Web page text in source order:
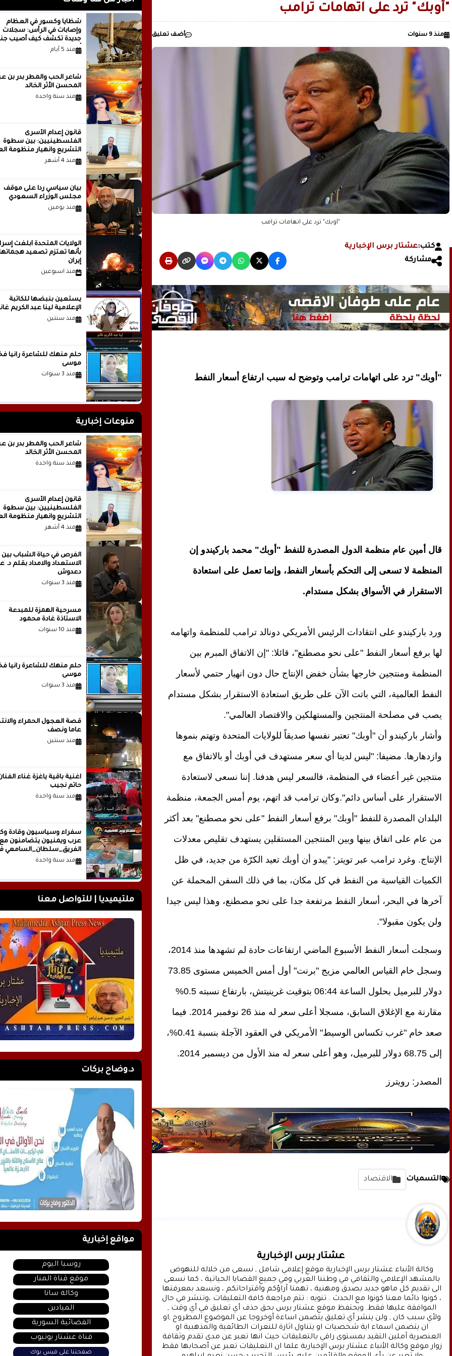
الصميدي| اليمن
زمن السيطرة على العقول قبل الميدان / بقلم عدنان عبدالله الجنيد
"أوبك" ترد على اتهامات ترامب
منذ 9 سنوات أضف تعليق
"أوبك" ترد على اتهامات ترامب
كتب:عشتار برس الإخبارية
مشاركة
"أوبك" ترد على اتهامات ترامب وتوضح له سبب ارتفاع أسعار النفط
قال أمين عام منظمة الدول المصدرة للنفط "أوبك" محمد باركيندو إن
المنظمة لا تسعى إلى التحكم بأسعار النفط، وإنما تعمل على استعادة
الاستقرار في الأسواق بشكل مستدام.
ورد باركيندو على انتقادات الرئيس الأمريكي دونالد ترامب للمنظمة واتهامه
لها برفع أسعار النفط "على نحو مصطنع"، قائلا: "إن الاتفاق المبرم بين
المنظمة ومنتجين خارجها بشأن خفض الإنتاج حال دون انهيار حتمي لأسعار
النفط العالمية، التي باتت الآن على طريق استعادة الاستقرار بشكل مستدام
يصب في مصلحة المنتجين والمستهلكين والاقتصاد العالمي".
وأشار باركيندو أن "أوبك" تعتبر نفسها صديقاً للولايات المتحدة وتهتم بنموها
وازدهارها. مضيفا: "ليس لدينا أي سعر مستهدف في أوبك أو بالاتفاق مع
منتجين غير أعضاء في المنظمة، فالسعر ليس هدفنا. إننا نسعى لاستعادة
الاستقرار على أساس دائم".وكان ترامب قد اتهم، يوم أمس الجمعة، منظمة
البلدان المصدرة للنفط "أوبك" برفع أسعار النفط "على نحو مصطنع" بعد أكثر
من عام على اتفاق بينها وبين المنتجين المستقلين يستهدف تقليص معدلات
الإنتاج. وغرد ترامب عبر تويتر: "يبدو أن أوبك تعيد الكرّة من جديد، في ظل
الكميات القياسية من النفط في كل مكان، بما في ذلك السفن المحملة عن
آخرها في البحر، أسعار النفط مرتفعة جدا على نحو مصطنع، وهذا ليس جيدا
ولن يكون مقبولا".
وسجلت أسعار النفط الأسبوع الماضي ارتفاعات حادة لم تشهدها منذ 2014،
وسجل خام القياس العالمي مزيج "برنت" أول أمس الخميس مستوى 73.85
دولار للبرميل بحلول الساعة 06:44 بتوقيت غرينيتش، بارتفاع نسبته 0.5%
مقارنة مع الإغلاق السابق، مسجلا أعلى سعر له منذ 26 نوفمبر 2014. فيما
صعد خام "غرب تكساس الوسيط" الأمريكي في العقود الآجلة بنسبة 0.41%،
إلى 68.75 دولار للبرميل، وهو أعلى سعر له منذ الأول من ديسمبر 2014.
المصدر: رويترز
التسميات الاقتصاد
عشتار برس الإخبارية
شظايا وكسور في العظام
وإصابات في الرأس: سجلات
جديدة تكشف كيف أصيب
أمريكيون في الحرب الإيرانية
منذ 5 أيام
شاعر الحب والمطر بدر
المحسن الأثر الخالد
منذ سنة واحدة
قانون إعدام الأسرى
الفلسطينيين: بين سطوة
التشريع وانهيار منظومة
الدولية...بقلم الدكتور وسيم
منذ 4 أشهر
بيان سياسي رداً على موقف
مجلس الوزراء السعودي
منذ يومين
الولايات المتحدة أبلغت
بأنها تعتزم تصعيد
إيران
منذ اسبوعين
يستعين بنبضها للكاتبة
الإعلامية لينا عبد الكريم غانم
منذ سنتين
حلم منهك للشاعرة
موسى
منذ 3 سنوات
منوعات إخبارية
شاعر الحب والمطر بدر
المحسن الأثر الخالد
منذ سنة واحدة
قانون إعدام الأسرى
الفلسطينيين: بين سطوة
التشريع وانهيار منظومة
الدولية...بقلم الدكتور وسيم
منذ 4 أشهر
الفرص في حياة الشباب بين
الاستعداد والامداد
دعدوش
منذ 3 سنوات
مسرحية الهمزة للمبدعة
الاستاذة غادة محمود
منذ 10 سنوات
حلم منهك للشاعرة
موسى
منذ 3 سنوات
قصة العجول الحمراء
عاما ونصف
منذ سنتين
اغنية باقية ياغزة غناء
حاتم نجيب
منذ سنة واحدة
سفراء وسياسيون وقادة
عرب ويمنيون يتضامنون مع
الفريق_سلطان_السامعي
وجه حملة التشويه.. تقرير
منذ سنة واحدة
ملتيميديا | للتواصل معنا
د.وضاح بركات
مواقع إخبارية
روسيا اليوم
موقع قناة المنار
وكالة سانا
الميادين
الفضائية السورية
قناة عشتار يوتيوب
صفحتنا على فيس بوك